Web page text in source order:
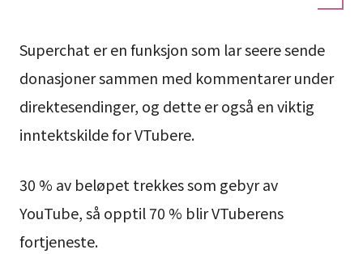
Superchat er en funksjon som lar seere sende
donasjoner sammen med kommentarer under
direktesendinger, og dette er også en viktig
inntektskilde for VTubere.
30 % av beløpet trekkes som gebyr av
YouTube, så opptil 70 % blir VTuberens
fortjeneste.